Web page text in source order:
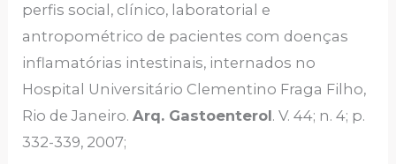
perfis social, clínico, laboratorial e
antropométrico de pacientes com doenças
inflamatórias intestinais, internados no
Hospital Universitário Clementino Fraga Filho,
Rio de Janeiro.Arq. Gastoenterol. V. 44; n. 4; p.
332-339, 2007;